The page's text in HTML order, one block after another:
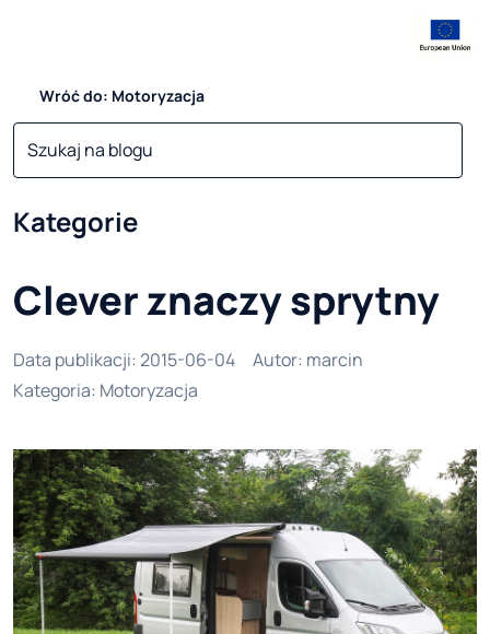
Wróć do: Motoryzacja
Kategorie
Clever znaczy sprytny
Data publikacji: 2015-06-04 Autor: marcin
Kategoria: Motoryzacja